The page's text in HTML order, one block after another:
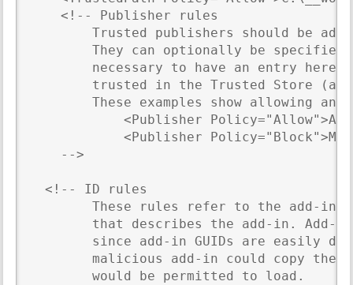
<!--
Trusted publishers should be
They can optionally be
necessary to have an entry
trusted in the Trusted Store
These examples show allowing and
<Publisher
<Publisher
    -->
  <!-- ID rules
These rules refer to the add-in
that describes the add-in. Add-
since add-in GUIDs are easily
malicious add-in could copy the
        would be permitted to load.